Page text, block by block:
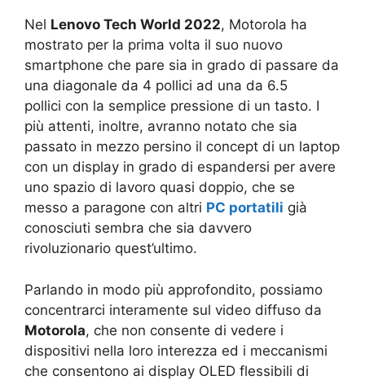
Nel Lenovo Tech World 2022, Motorola ha
mostrato per la prima volta il suo nuovo
smartphone che pare sia in grado di passare da
una diagonale da 4 pollici ad una da 6.5
pollici con la semplice pressione di un tasto. I
più attenti, inoltre, avranno notato che sia
passato in mezzo persino il concept di un laptop
con un display in grado di espandersi per avere
uno spazio di lavoro quasi doppio, che se
messo a paragone con altri PC portatili già
conosciuti sembra che sia davvero
rivoluzionario quest’ultimo.
Parlando in modo più approfondito, possiamo
concentrarci interamente sul video diffuso da
Motorola, che non consente di vedere i
dispositivi nella loro interezza ed i meccanismi
che consentono ai display OLED flessibili di